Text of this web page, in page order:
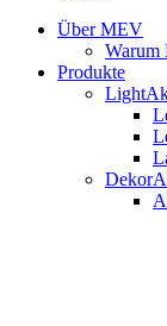
Über MEV
Warum
Produkte